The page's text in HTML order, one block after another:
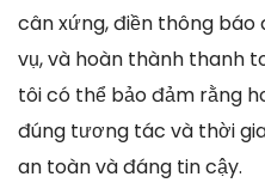
cân xứng, điền thông
vụ, và hoàn thành thanh
tôi có thể bảo đảm rằng
đúng tương tác và thời
an toàn và đáng tin cậy.